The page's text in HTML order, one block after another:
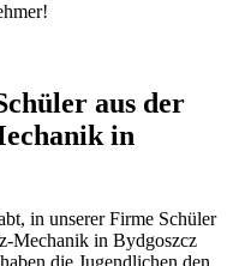
aus der
in
in unserer Firme Schüler
Mechanik in Bydgoszcz